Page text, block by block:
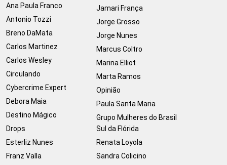
Ana Paula Franco
Antonio Tozzi
Breno DaMata
Carlos Martinez
Carlos Wesley
Circulando
Cybercrime Expert
Debora Maia
Destino Mágico
Drops
Esterliz Nunes
Franz Valla
Jamari França
Jorge Grosso
Jorge Nunes
Marcus Coltro
Marina Elliot
Marta Ramos
Opinião
Paula Santa Maria
Grupo Mulheres do Brasil
Sul da Flórida
Renata Loyola
Sandra Colicino